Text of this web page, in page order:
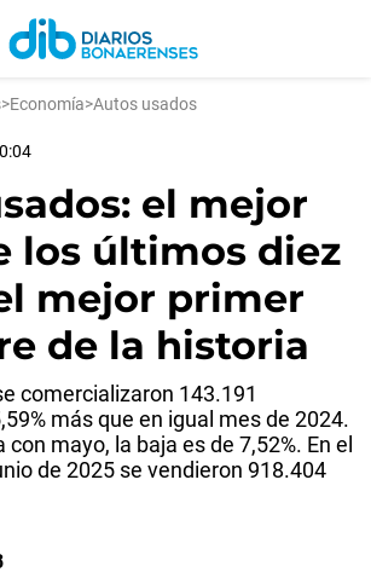
>Economía>Autos usados
el mejor
los últimos diez
mejor primer
de la historia
comercializaron 143.191
más que en igual mes de 2024.
mayo, la baja es de 7,52%. En el
de 2025 se vendieron 918.404